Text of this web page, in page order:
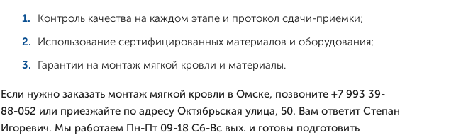
Контроль качества на каждом этапе и протокол сдачи-приемки;
Использование сертифицированных материалов и оборудования;
Гарантии на монтаж мягкой кровли и материалы.
Если нужно заказать монтаж мягкой кровли в Омске, позвоните +7 993 39-
88-052 или приезжайте по адресу Октябрьская улица, 50. Вам ответит Степан
Игоревич. Мы работаем Пн-Пт 09-18 Сб-Вс вых. и готовы подготовить